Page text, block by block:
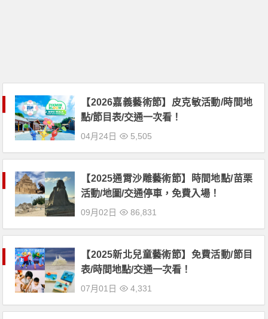
【2026嘉義藝術節】皮克敏活動/時間地
點/節目表/交通一次看！
04月24日 5,505
【2025通霄沙雕藝術節】時間地點/苗栗
活動/地圖/交通停車，免費入場！
09月02日 86,831
【2025新北兒童藝術節】免費活動/節目
表/時間地點/交通一次看！
07月01日 4,331